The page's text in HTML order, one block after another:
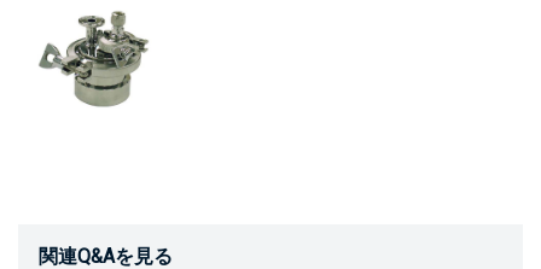
関連Q&Aを見る